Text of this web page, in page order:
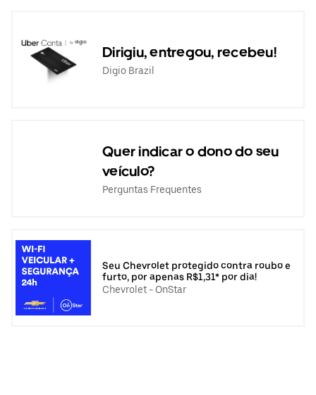
Dirigiu, entregou, recebeu!
Digio Brazil
Quer indicar o dono do seu
veículo?
Perguntas Frequentes
Seu Chevrolet protegido contra roubo e
furto, por apenas R$1,31* por dia!
Chevrolet - OnStar